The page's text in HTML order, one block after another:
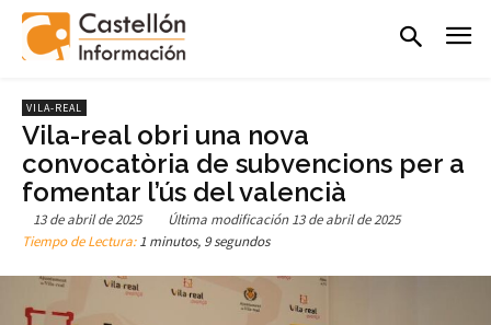
VILA-REAL
Vila-real obri una nova
convocatòria de subvencions per a
fomentar l’ús del valencià
13 de abril de 2025 Última modificación 13 de abril de 2025
Tiempo de Lectura:1 minutos, 9 segundos